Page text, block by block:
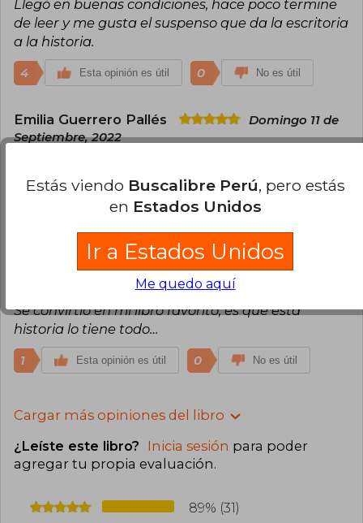
Llegó en buenas condiciones, hace poco termine
de leer y me gusta el suspenso que da la escritoria
a la historia.
4 Esta opinión es útil 0 No es útil
Emilia Guerrero Pallés
Domingo 11 de
Septiembre, 2022
llegó a tiempo
Crist Lazcano
Lunes 30 de Junio, 2025
Compra Verificada
Se convirtió en mi libro favorito, es que esta
historia lo tiene todo…
1 Esta opinión es útil 0 No es útil
Cargar más opiniones del libro
¿Leíste este libro? Inicia sesión para poder
agregar tu propia evaluación.
89% (31)
Estás viendo Buscalibre Perú, pero estás
en Estados Unidos
Ir a Estados Unidos
Me quedo aquí